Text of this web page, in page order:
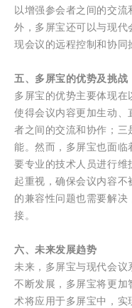
以增强参会者之间的交
外，多屏宝还可以与现代
现会议的远程控制和协同
五、多屏宝的优势及挑战
多屏宝的优势主要体现在
使得会议内容更加生动、
者之间的交流和协作；
能。然而，多屏宝也面
要专业的技术人员进行维
起重视，确保会议内容
的兼容性问题也需要解
接。
六、未来发展趋势
未来，多屏宝与现代会议
不断发展，多屏宝将更
术将应用于多屏宝中，实